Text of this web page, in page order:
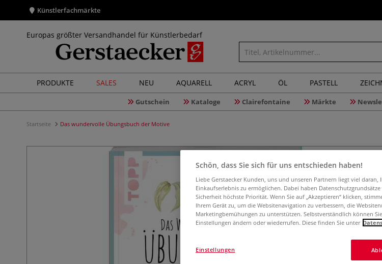
Künstlerfachmärkte
Europas größter Versandhandel für Künstlerbedarf
PRODUKTE SALES NEU AQUARELL ACRYL ÖL PASTELL
Gutschein Kataloge Clairefontaine Märkte
Startseite Das wundervolle Übungsbuch der Motive
Schön, dass Sie sich für uns entschieden haben!
Liebe Gerstaecker Kunden, uns und unseren Partnern liegt viel
Einkaufserlebnis zu ermöglichen. Dabei haben
Sicherheit höchste Priorität. Wenn Sie auf „Akzeptieren“ klicken,
Ihrem Gerät zu, um die Websitenavigation zu verbessern, die
Marketingbemühungen zu unterstützen. Selbstverständlich können
Einstellungen ändern oder wiederrufen. Diese finden Sie unter
Einstellungen